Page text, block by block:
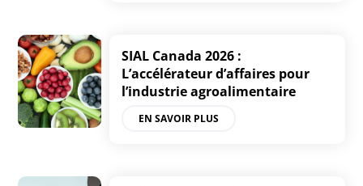
SIAL Canada 2026 :
L’accélérateur d’affaires pour
l’industrie agroalimentaire
EN SAVOIR PLUS